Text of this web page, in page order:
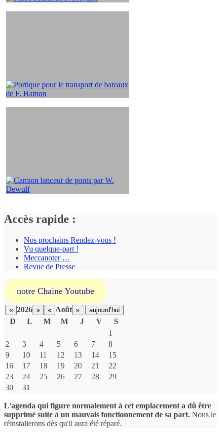
Accès rapide :
Nos prochains Rendez-vous !
Vu quelque-part !
Meccanoter …
Revue de Presse
notre Chaine Youtube
calendrier
d’évènements
« 2026 » « Août » aujourd’hui
D L M M J V
S
1
2
3 4 5 6 7
8
9
10 11 12 13 14
15
16
17 18 19 20 21
22
23
24 25 26 27 28
29
30
31
L'agenda qui figure normalement à cet emplacement a dû être
supprimé suite à un mauvais fonctionnement de sa part. Nous le
réinstallerons dès qu'il aura été réparé.